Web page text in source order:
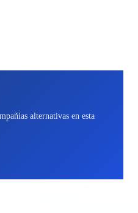
alternativas en esta